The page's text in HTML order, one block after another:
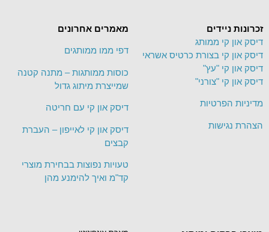
מאמרים אחרונים
דפי ממו ממותגים
כוסות ממותגות – מתנה קטנה
שמייצרת מיתוג גדול
דיסק און קי עם חריטה
דיסק און קי לאייפון – העברת
קבצים
טעויות נפוצות בבחירת מוצרי
קד"מ ואיך להימנע מהן
זכרונות ניידים
דיסק און קי ממותג
דיסק און קי בצורת כרטיס אשראי
דיסק און קי "עץ"
דיסק און קי "צורני"
מדיניות הפרטיות
הצהרת נגישות